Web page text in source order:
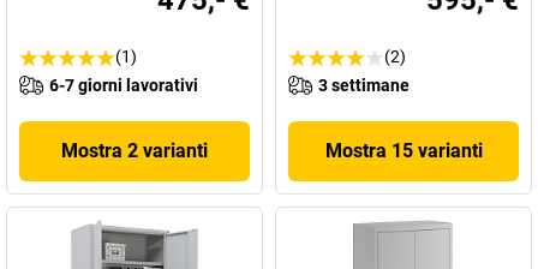
(1)
6-7 giorni lavorativi
Mostra 2 varianti
(2)
3 settimane
Mostra 15 varianti